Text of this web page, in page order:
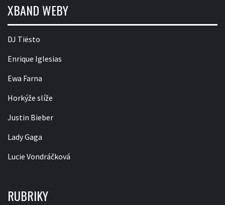
XBAND WEBY
DJ Tiësto
Enrique Iglesias
Ewa Farna
Horkýže slíže
Justin Bieber
Lady Gaga
Lucie Vondráčková
RUBRIKY